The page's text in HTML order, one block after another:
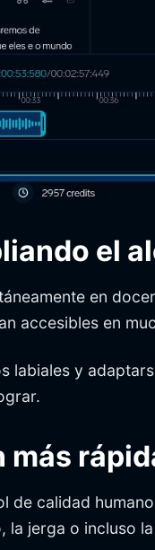
el
en
accesibles en
y
más
calidad
jerga o incluso